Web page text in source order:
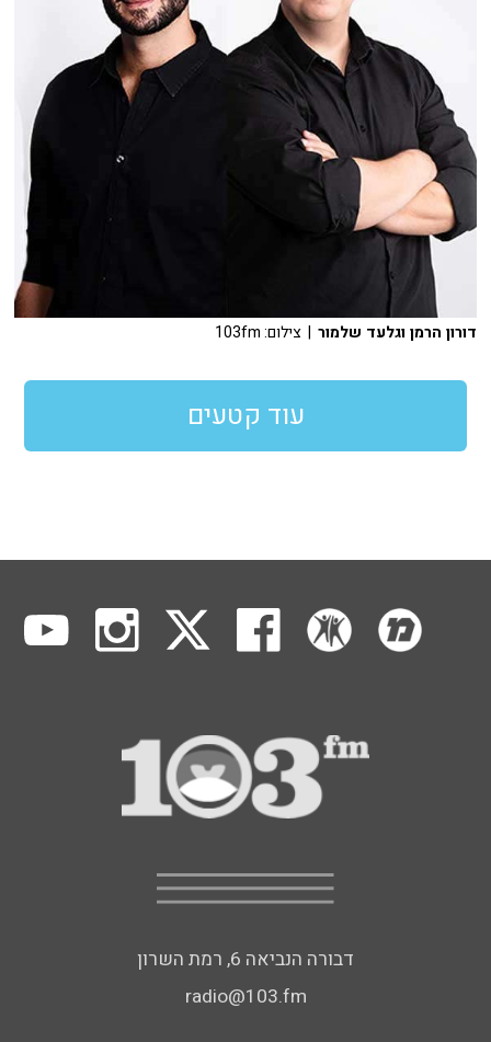
דורון הרמן וגלעד שלמור | צילום: 103fm
עוד קטעים
דבורה הנביאה 6, רמת השרון
radio@103.fm